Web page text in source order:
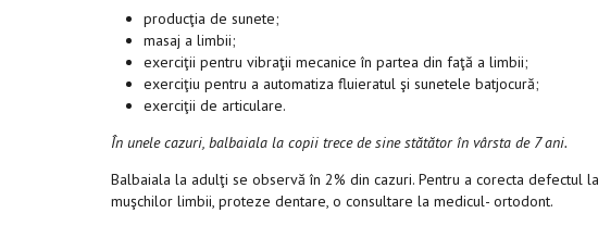
producţia de sunete;
masaj a limbii;
exerciţii pentru vibraţii mecanice în partea din faţă a limbii;
exerciţiu pentru a automatiza fluieratul şi sunetele batjocură;
exerciţii de articulare.
În unele cazuri, balbaiala la copii trece de sine stătătorîn vârsta de 7 ani.
Balbaiala la adulţi se observă în 2% din cazuri. Pentru a corecta
muşchilor limbii, proteze dentare, o consultare la medicul- ortodont.